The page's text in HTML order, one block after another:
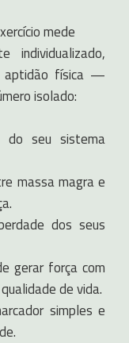
mede
individualizado,
aptidão física —
isolado:
seu sistema
massa magra e
dos seus
gerar força com
de vida.
simples e